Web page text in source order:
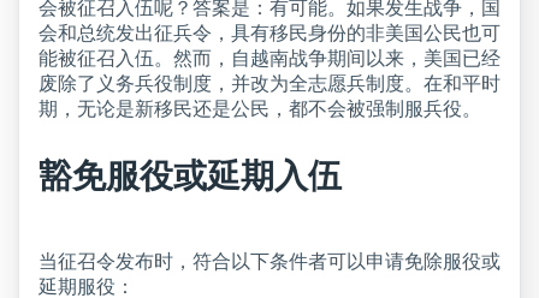
会被征召入伍呢？答案是：有可能。如果发生战争，国
会和总统发出征兵令，具有移民身份的非美国公民也可
能被征召入伍。然而，自越南战争期间以来，美国已经
废除了义务兵役制度，并改为全志愿兵制度。在和平时
期，无论是新移民还是公民，都不会被强制服兵役。
豁免服役或延期入伍
当征召令发布时，符合以下条件者可以申请免除服役或
延期服役：